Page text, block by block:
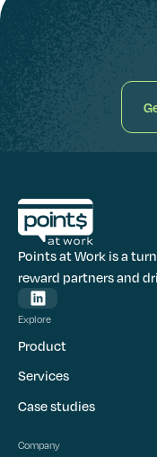
Start
Points at Work is a
reward partners and
Explore
Product
Services
Case studies
Company